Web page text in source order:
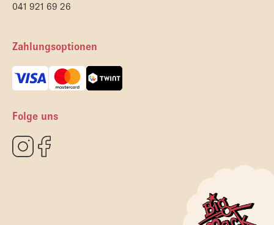
041 921 69 26
Zahlungsoptionen
Folge uns